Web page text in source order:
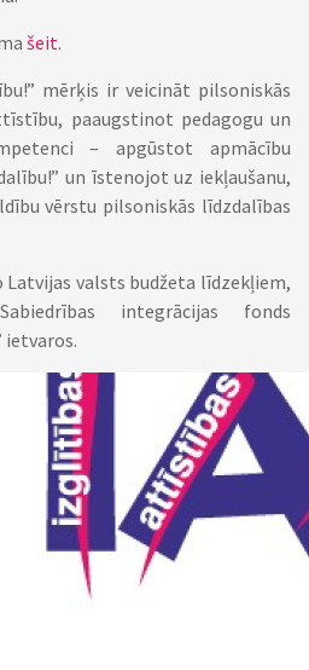
šeit.
mērķis ir veicināt pilsoniskās
paaugstinot pedagogu un
– apgūstot apmācību
un īstenojot uz iekļaušanu,
vērstu pilsoniskās līdzdalības
valsts budžeta līdzekļiem,
integrācijas fonds
ietvaros.